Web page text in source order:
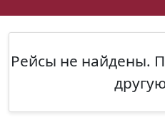
Рейсы не найдены.